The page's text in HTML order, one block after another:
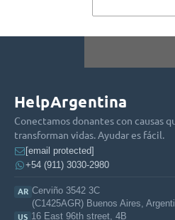
HelpArgentina
Conectamos donantes con causas
transforman vidas. Ayudar es fácil.
[email protected]
+54 (911) 3030-2980
AR Cerviño 3542 3C
(C1425AGR) Buenos Aires,
US 16 East 96th street, 4B